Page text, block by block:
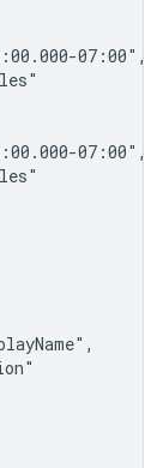
07:00",
07:00",